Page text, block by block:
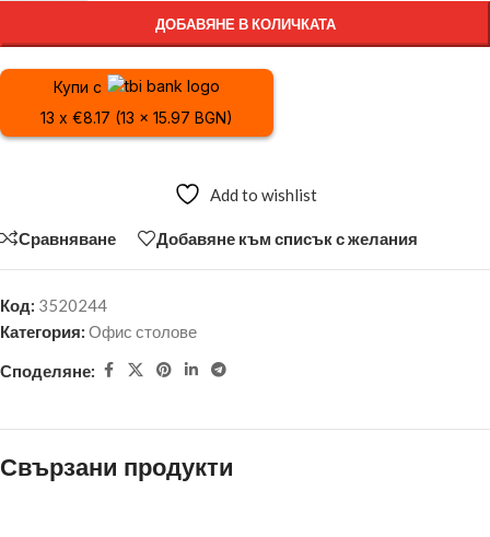
ДОБАВЯНЕ В КОЛИЧКАТА
Купи с
13 x €8.17 (13 x 15.97 BGN)
Add to wishlist
Сравняване Добавяне към списък с желания
Код: 3520244
Категория: Офис столове
Споделяне:
Свързани продукти